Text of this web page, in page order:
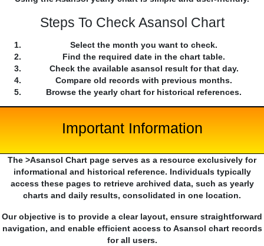
Steps To Check Asansol Chart
Select the month you want to check.
Find the required date in the chart table.
Check the available asansol result for that day.
Compare old records with previous months.
Browse the yearly chart for historical references.
Important Information
The >Asansol Chart page serves as a resource exclusively for
informational and historical reference. Individuals typically
access these pages to retrieve archived data, such as yearly
charts and daily results, consolidated in one location.
Our objective is to provide a clear layout, ensure straightforward
navigation, and enable efficient access to Asansol chart records
for all users.